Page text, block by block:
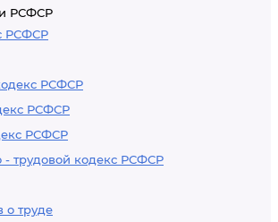
РСФСР
РСФСР
РСФСР
РСФСР
РСФСР
- трудовой кодекс РСФСР
о труде